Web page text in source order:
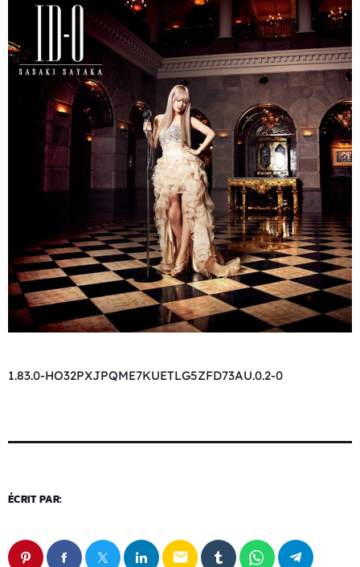
1.83.0-HO32PXJPQME7KUETLG5ZFD73AU.0.2-0
ÉCRIT PAR:
email